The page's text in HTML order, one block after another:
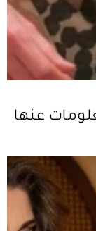
عنها